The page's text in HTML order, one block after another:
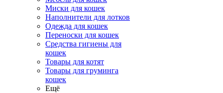
Миски для кошек
Наполнители для лотков
Одежда для кошек
Переноски для кошек
Средства гигиены для
кошек
Товары для котят
Товары для груминга
кошек
Ещё